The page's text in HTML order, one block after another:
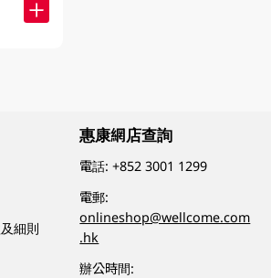
細則
惠康網店查詢
電話:+852 3001 1299
電郵:
onlineshop@wellcome.com
.hk
辦公時間: